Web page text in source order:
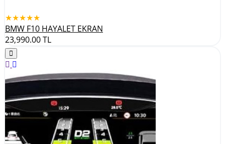
★★★★★
BMW F10 HAYALET EKRAN
23,990.00TL